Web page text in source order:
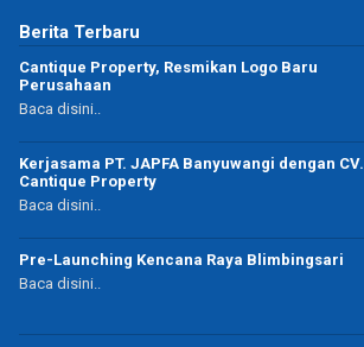
Berita Terbaru
Cantique Property, Resmikan Logo Baru
Perusahaan
Baca disini..
Kerjasama PT. JAPFA Banyuwangi dengan CV.
Cantique Property
Baca disini..
Pre-Launching Kencana Raya Blimbingsari
Baca disini..